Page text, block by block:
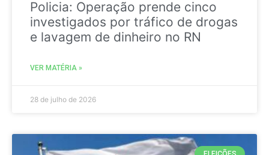
Policia: Operação prende cinco
investigados por tráfico de drogas
e lavagem de dinheiro no RN
VER MATÉRIA »
28 de julho de 2026